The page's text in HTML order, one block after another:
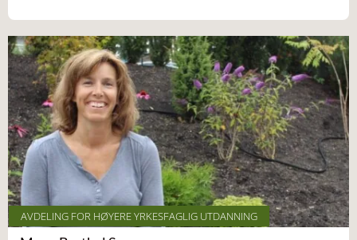
AVDELING FOR HØYERE YRKESFAGLIG UTDANNING